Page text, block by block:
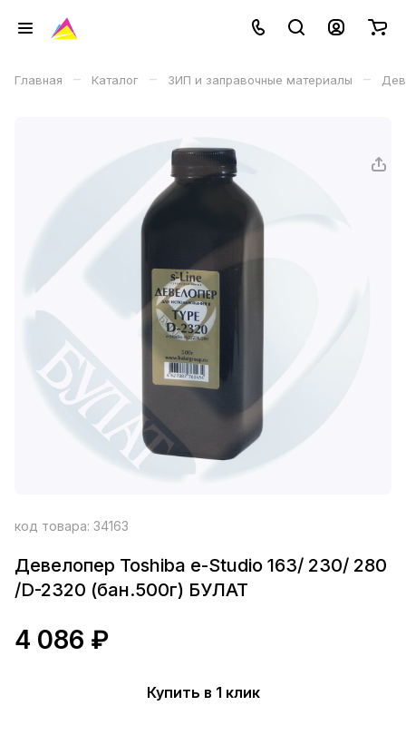
Главная – Каталог – ЗИП и заправочные материалы –
код товара: 34163
Девелопер Toshiba e-Studio 163/ 230/ 280
/D-2320 (бан.500г) БУЛАТ
4 086 ₽
Купить в 1 клик